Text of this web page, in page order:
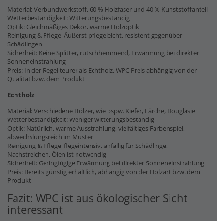
Material: Verbundwerkstoff, 60 % Holzfaser und 40 % Kunststoffanteil
Wetterbeständigkeit: Witterungsbeständig
Optik: Gleichmäßiges Dekor, warme Holzoptik
Reinigung & Pflege: Äußerst pflegeleicht, resistent gegenüber
Schädlingen
Sicherheit: Keine Splitter, rutschhemmend, Erwärmung bei direkter
Sonneneinstrahlung
Preis: In der Regel teurer als Echtholz, WPC Preis abhängig von der
Qualität bzw. dem Produkt
Echtholz
Material: Verschiedene Hölzer, wie bspw. Kiefer, Lärche, Douglasie
Wetterbeständigkeit: Weniger witterungsbeständig
Optik: Natürlich, warme Ausstrahlung, vielfältiges Farbenspiel,
abwechslungsreich im Muster
Reinigung & Pflege: flegeintensiv, anfällig für Schädlinge,
Nachstreichen, Ölen ist notwendig
Sicherheit: Geringfügige Erwärmung bei direkter Sonneneinstrahlung
Preis: Bereits günstig erhältlich, abhängig von der Holzart bzw. dem
Produkt
Fazit: WPC ist aus ökologischer Sicht
interessant